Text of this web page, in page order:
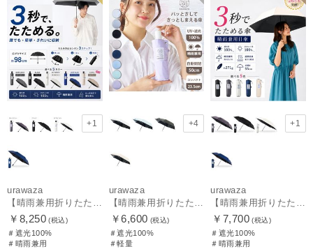
+1
urawaza
【晴雨兼用折りたたみ日傘】ウラワザ（urawaza）無地 55㎝ 晴雨兼用 遮光100% UV100% 自動開閉 ワンタッチ
￥8,250 (税込)
＃遮光100%
＃晴雨兼用
+4
urawaza
【晴雨兼用折りたたみ日傘】パッとさして、サッとしまえる傘コワザ(kowaza) プレーン 50 遮光100% UV100% 自動開閉傘 ワンタッチ
￥6,600 (税込)
＃遮光100%
＃軽量
+1
urawaza
【晴雨兼用折りたたみ日傘】ウラワザ（urawaza） 無地 55㎝ 折りたたみ傘 晴雨兼用 100%遮光 UV100%
￥7,700 (税込)
＃遮光100%
＃晴雨兼用